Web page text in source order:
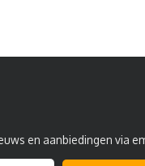
en aanbiedingen via